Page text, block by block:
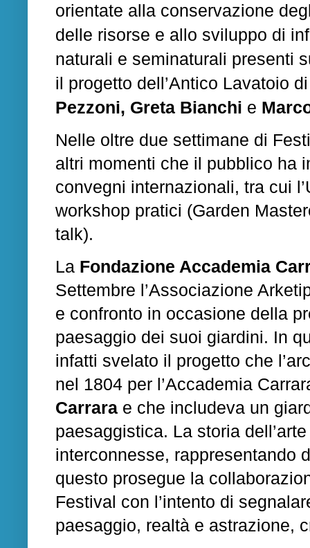
orientate alla conservazione
delle risorse e allo sviluppo di
naturali e seminaturali presenti
il progetto dell’Antico Lavatoio
Pezzoni, Greta Bianchi e
Nelle oltre due settimane di
altri momenti che il pubblico ha
convegni internazionali, tra cui
workshop pratici (Garden
talk).
La Fondazione Accademia
Settembre l’Associazione
e confronto in occasione della
paesaggio dei suoi giardini. In
infatti svelato il progetto che
nel 1804 per l’Accademia
Carrara e che includeva un
paesaggistica. La storia
interconnesse, rappresentando
questo prosegue la
Festival con l’intento di
paesaggio, realtà e astrazione,